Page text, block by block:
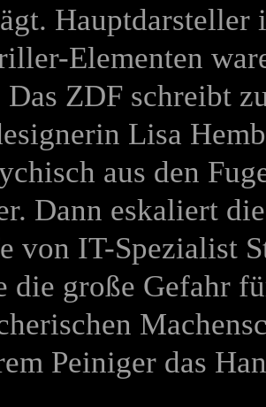
Hauptdarsteller
Elementen
Das ZDF schreibt
Lisa
aus den
Dann eskaliert
von IT-Spezialist
die große Gefahr
Peiniger das